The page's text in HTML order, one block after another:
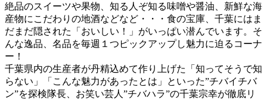
絶品のスイーツや果物、知る人ぞ知る味噌や醤油、新鮮な海
産物にこだわりの地酒などなど・・・食の宝庫、千葉にはま
だまだ隠された「おいしい！」がいっぱい潜んでいます。そ
んな逸品、名品を毎週１つピックアップし魅力に迫るコーナ
ー！
千葉県内の生産者が丹精込めて作り上げた「知ってそうで知
らない」「こんな魅力があったとは」といった”チバイチバ
ン”を探検隊長、お笑い芸人”チバハラ”の千葉宗幸が徹底リ